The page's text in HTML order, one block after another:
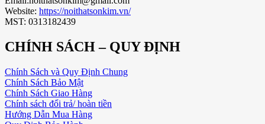
Website: https://noithatsonkim.vn/
MST: 0313182439
CHÍNH SÁCH – QUY ĐỊNH
Chính Sách và Quy Định Chung
Chính Sách Bảo Mật
Chính Sách Giao Hàng
Chính sách đổi trả/ hoàn tiền
Hướng Dẫn Mua Hàng